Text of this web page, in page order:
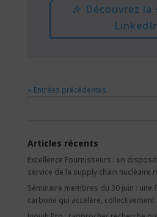
🎉 Découvrez
« Entrées précédentes
Articles récents
Excellence Fournisseurs : un
service de la supply chain nucléaire
Séminaire membres du 30 juin : une
carbone qui accélère, collectivement